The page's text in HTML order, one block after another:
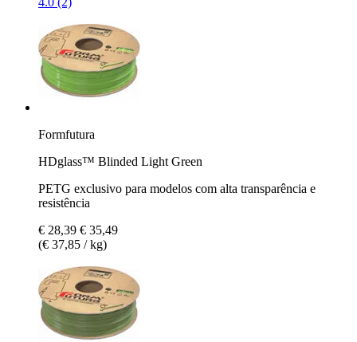
Formfutura
HDglass™ Blinded Light Green
PETG exclusivo para modelos com alta transparência e
resistência
€ 28,39 € 35,49
(€ 37,85 / kg)